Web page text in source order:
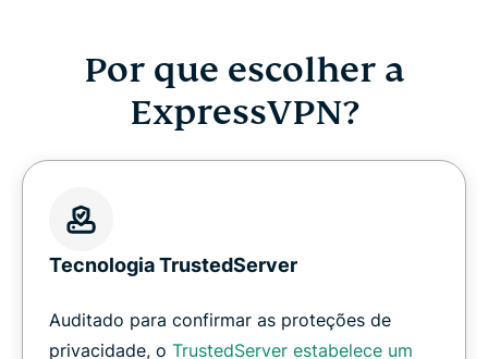
Por que escolher a
ExpressVPN?
Tecnologia TrustedServer
Auditado para confirmar as proteções de
privacidade, o TrustedServer estabelece um